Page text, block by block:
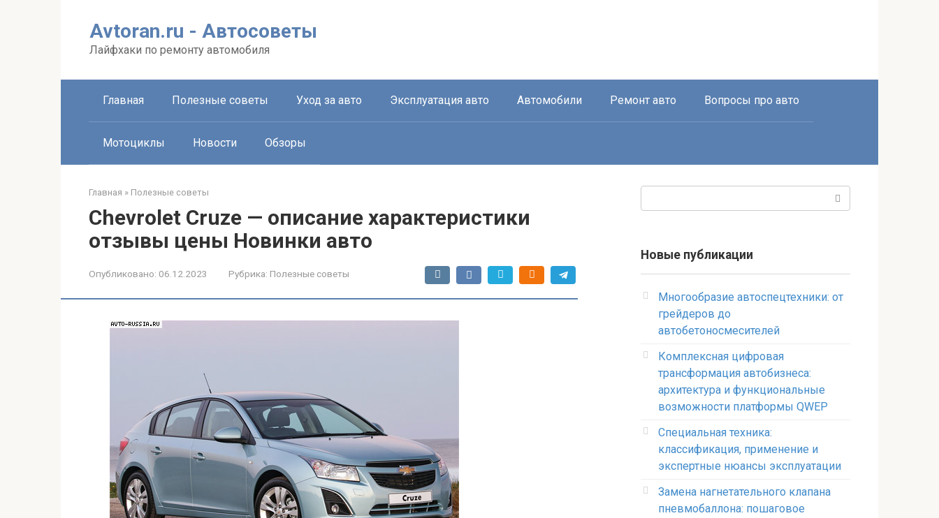
Avtoran.ru - Автосоветы
Лайфхаки по ремонту автомобиля
Главная Полезные советы Уход за авто Эксплуатация авто Автомобили Ремонт авто Вопросы про авто
Мотоциклы Новости Обзоры
Главная » Полезные советы
Chevrolet Cruze — описание характеристики
отзывы цены Новинки авто
Опубликовано: 06.12.2023 Рубрика: Полезные советы
Новые публикации
Многообразие автоспецтехники: от
грейдеров до
автобетоносмесителей
Комплексная цифровая
трансформация автобизнеса:
архитектура и функциональные
возможности платформы QWEP
Специальная техника:
классификация, применение и
экспертные нюансы эксплуатации
Замена нагнетательного клапана
пневмобаллона: пошаговое